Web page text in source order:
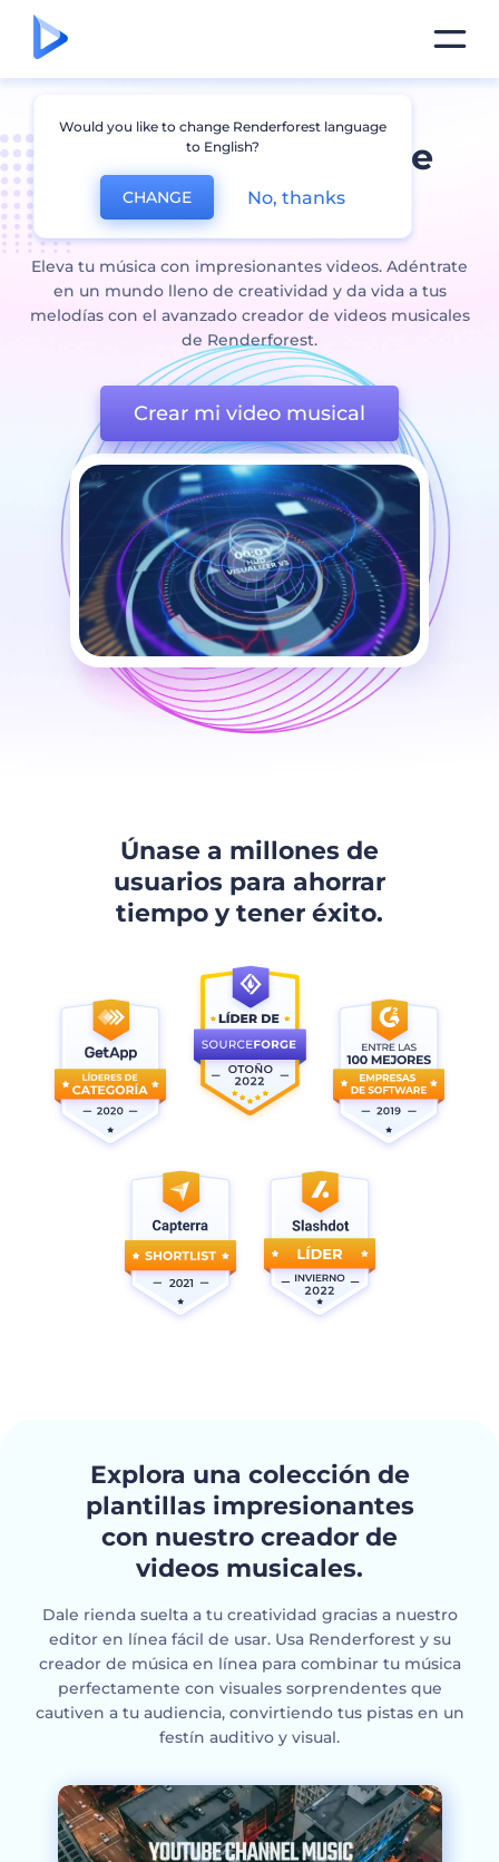
Creador gratuito de
video de música
Eleva tu música con impresionantes videos. Adéntrate
en un mundo lleno de creatividad y da vida a tus
melodías con el avanzado creador de videos musicales
de Renderforest.
Crear mi video musical
Únase a millones de
usuarios para ahorrar
tiempo y tener éxito.
Explora una colección de
plantillas impresionantes
con nuestro creador de
videos musicales.
Dale rienda suelta a tu creatividad gracias a nuestro
editor en línea fácil de usar. Usa Renderforest y su
creador de música en línea para combinar tu música
perfectamente con visuales sorprendentes que
cautiven a tu audiencia, convirtiendo tus pistas en un
festín auditivo y visual.
Would you like to change Renderforest language
to English?
CHANGE No, thanks